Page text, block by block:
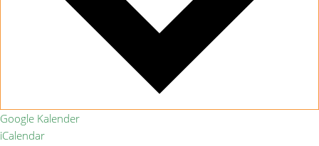
Google Kalender
iCalendar